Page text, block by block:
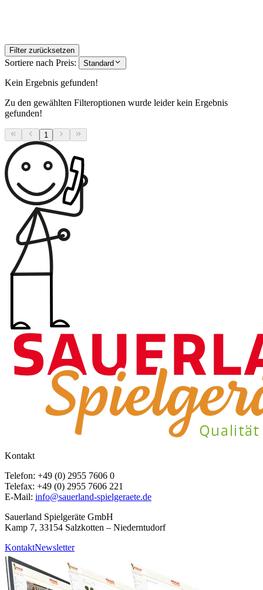
Filter zurücksetzen
Sortiere nach Preis: Standard
Kein Ergebnis gefunden!
Zu den gewählten Filteroptionen wurde leider kein Ergebnis
gefunden!
1
Kontakt
Telefon: +49 (0) 2955 7606 0
Telefax: +49 (0) 2955 7606 221
E-Mail: info@sauerland-spielgeraete.de
Sauerland Spielgeräte GmbH
Kamp 7, 33154 Salzkotten – Niederntudorf
KontaktNewsletter